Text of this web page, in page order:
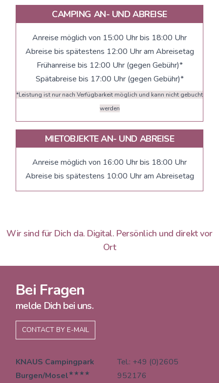
CAMPING AN- UND ABREISE
Anreise möglich von 15:00 Uhr bis 18:00 Uhr
Abreise bis spätestens 12:00 Uhr am Abreisetag
Frühanreise bis 12:00 Uhr (gegen Gebühr)*
Spätabreise bis 17:00 Uhr (gegen Gebühr)*
*Leistung ist nur nach Verfügbarkeit möglich und kann nicht gebucht
werden
MIETOBJEKTE AN- UND ABREISE
Anreise möglich von 16:00 Uhr bis 18:00 Uhr
Abreise bis spätestens 10:00 Uhr am Abreisetag
Wir sind für Dich da. Digital. Persönlich und direkt vor
Ort
Bei Fragen
melde Dich bei uns.
CONTACT BY E-MAIL
KNAUS Campingpark
Burgen/Mosel★★★★
Tel.: +49 (0)2605
952176